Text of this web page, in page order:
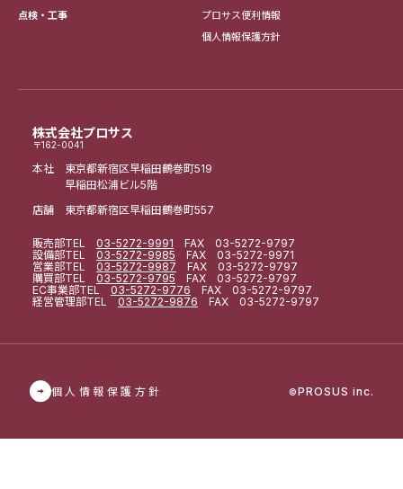
株式会社プロサス
〒162-0041
本社 東京都新宿区早稲田鶴巻町519
早稲田松浦ビル5階
店舗 東京都新宿区早稲田鶴巻町557
販売部TEL 03-5272-9991 FAX 03-5272-9797
設備部TEL 03-5272-9985 FAX 03-5272-9971
営業部TEL 03-5272-9987 FAX 03-5272-9797
購買部TEL 03-5272-9795 FAX 03-5272-9797
EC事業部TEL 03-5272-9776 FAX 03-5272-9797
経営管理部TEL 03-5272-9876 FAX 03-5272-9797
点検・工事
プロサス便利情報
個人情報保護方針
個人情報保護方針 ©PROSUS inc.